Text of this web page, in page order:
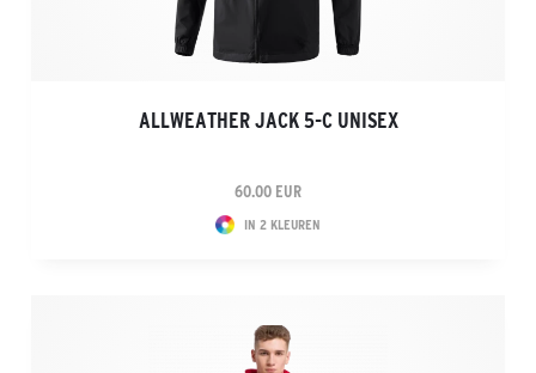
ALLWEATHER JACK 5-C UNISEX
60.00 EUR
IN 2 KLEUREN